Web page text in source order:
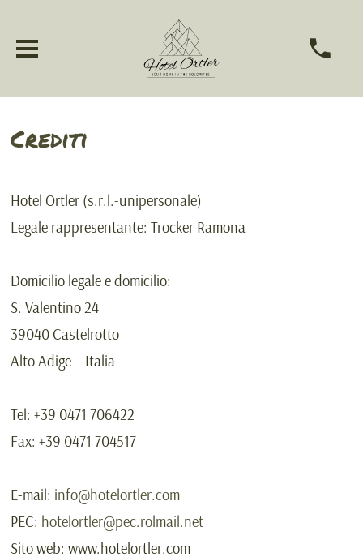
Crediti
Hotel Ortler (s.r.l.-unipersonale)
Legale rappresentante:Trocker Ramona
Domicilio legale e domicilio:
S. Valentino 24
39040 Castelrotto
Alto Adige – Italia
Tel:+39 0471 706422
Fax:+39 0471 704517
E-mail: info@hotelortler.com
PEC: hotelortler@pec.rolmail.net
Sito web:www.hotelortler.com